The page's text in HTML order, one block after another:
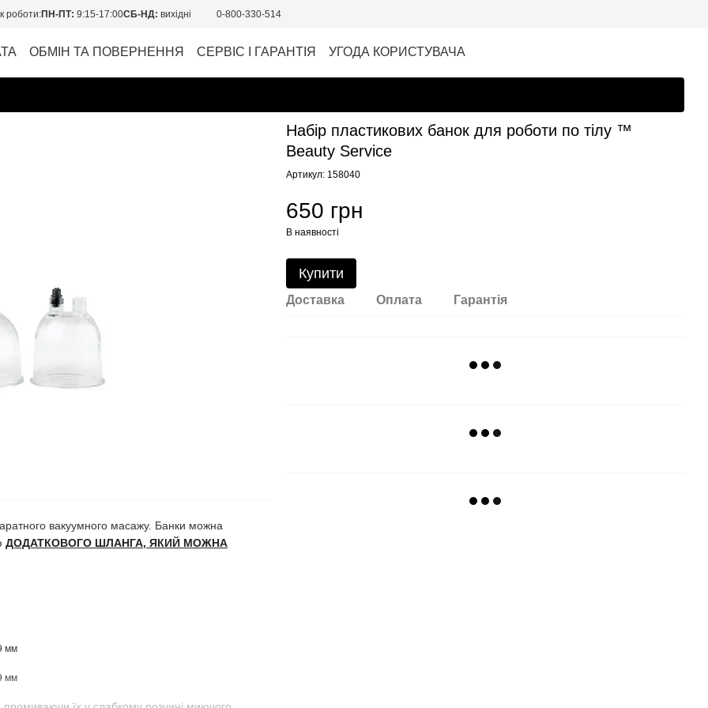
роботи:ПН-ПТ: 9:15-17:00СБ-НД: вихідні 0-800-330-514
ОБМІН ТА ПОВЕРНЕННЯ СЕРВІС І ГАРАНТІЯ УГОДА КОРИСТУВАЧА
вакуумного масажу. Банки можна
ДОДАТКОВОГО ШЛАНГА, ЯКИЙ МОЖНА
мм
мм
Набір пластикових банок для роботи по тілу ™
Beauty Service
Артикул: 158040
650 грн
В наявності
Купити
Доставка Оплата Гарантія